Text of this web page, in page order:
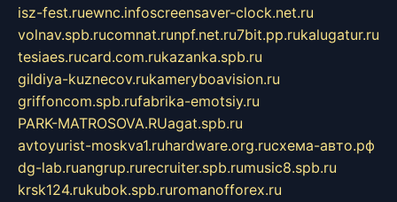
isz-fest.ruewnc.infoscreensaver-clock.net.ru
volnav.spb.rucomnat.runpf.net.ru7bit.pp.rukalugatur.ru
tesiaes.rucard.com.rukazanka.spb.ru
gildiya-kuznecov.rukameryboavision.ru
griffoncom.spb.rufabrika-emotsiy.ru
PARK-MATROSOVA.RUagat.spb.ru
avtoyurist-moskva1.ruhardware.org.ruсхема-авто.рф
dg-lab.ruangrup.rurecruiter.spb.rumusic8.spb.ru
krsk124.rukubok.spb.ruromanofforex.ru